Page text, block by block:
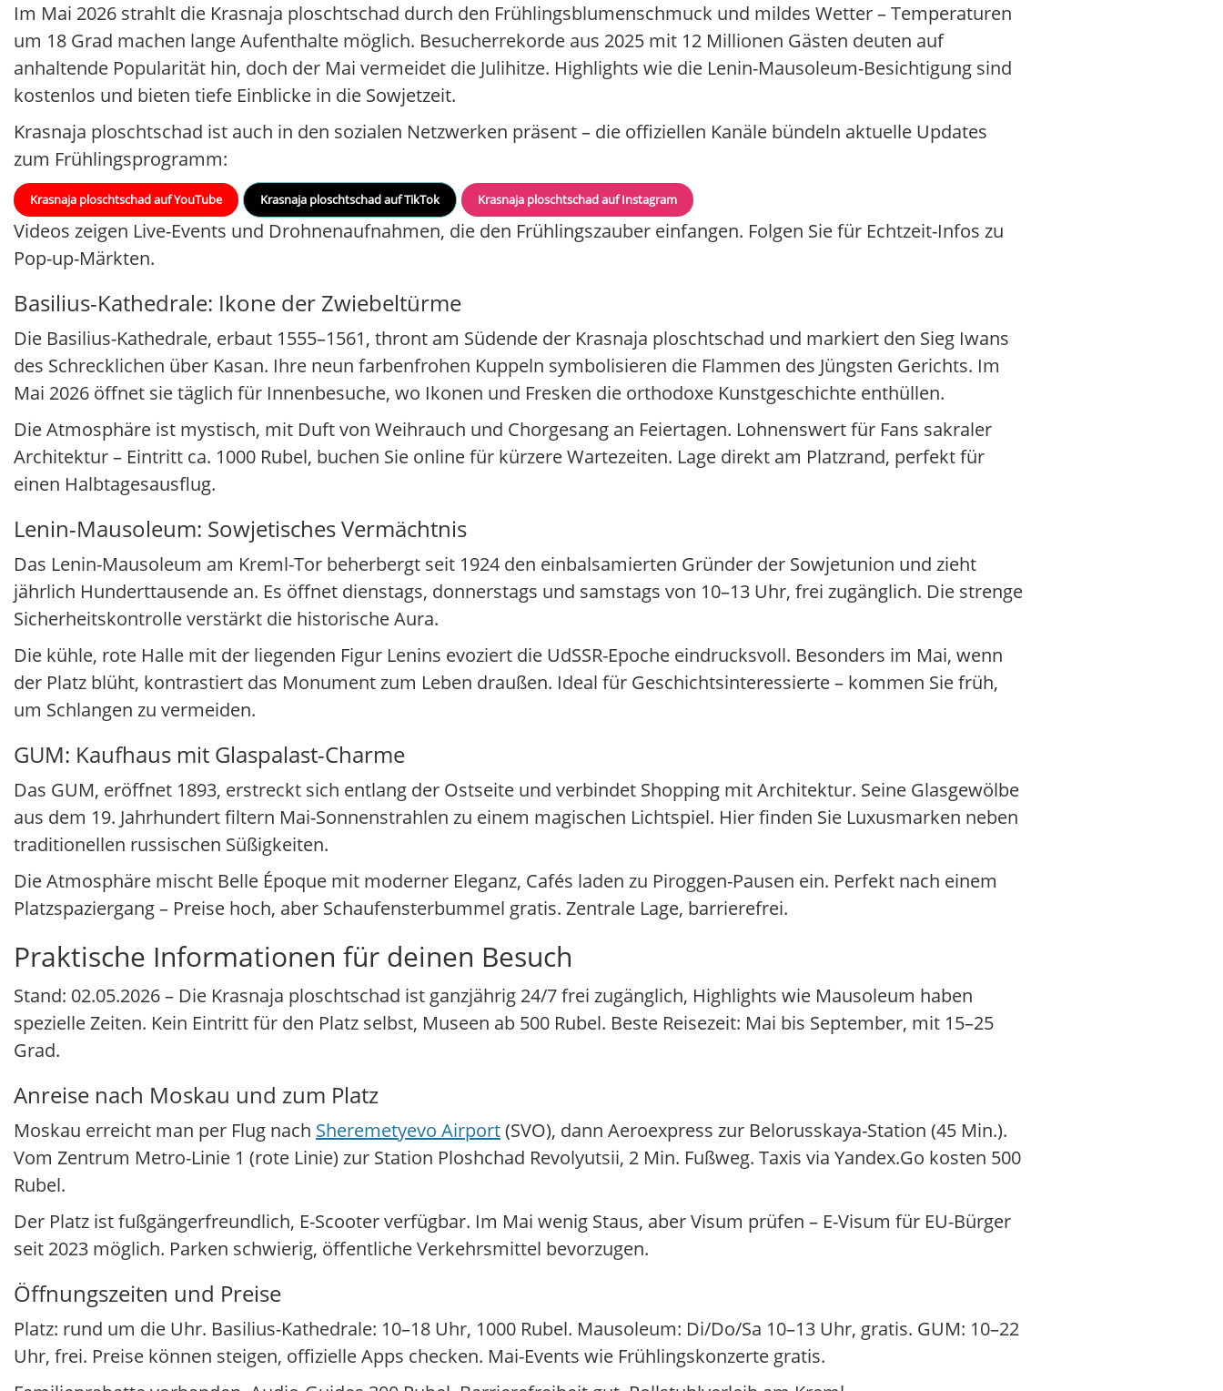
Im Mai 2026 strahlt die Krasnaja ploschtschad durch den Frühlingsblumenschmuck und mildes Wetter – Temperaturen
um 18 Grad machen lange Aufenthalte möglich. Besucherrekorde aus 2025 mit 12 Millionen Gästen deuten auf
anhaltende Popularität hin, doch der Mai vermeidet die Julihitze. Highlights wie die Lenin-Mausoleum-Besichtigung sind
kostenlos und bieten tiefe Einblicke in die Sowjetzeit.
Krasnaja ploschtschad ist auch in den sozialen Netzwerken präsent – die offiziellen Kanäle bündeln aktuelle Updates
zum Frühlingsprogramm:
Krasnaja ploschtschad auf YouTube Krasnaja ploschtschad auf TikTok Krasnaja ploschtschad auf Instagram
Videos zeigen Live-Events und Drohnenaufnahmen, die den Frühlingszauber einfangen. Folgen Sie für Echtzeit-Infos zu
Pop-up-Märkten.
Basilius-Kathedrale: Ikone der Zwiebeltürme
Die Basilius-Kathedrale, erbaut 1555–1561, thront am Südende der Krasnaja ploschtschad und markiert den Sieg Iwans
des Schrecklichen über Kasan. Ihre neun farbenfrohen Kuppeln symbolisieren die Flammen des Jüngsten Gerichts. Im
Mai 2026 öffnet sie täglich für Innenbesuche, wo Ikonen und Fresken die orthodoxe Kunstgeschichte enthüllen.
Die Atmosphäre ist mystisch, mit Duft von Weihrauch und Chorgesang an Feiertagen. Lohnenswert für Fans sakraler
Architektur – Eintritt ca. 1000 Rubel, buchen Sie online für kürzere Wartezeiten. Lage direkt am Platzrand, perfekt für
einen Halbtagesausflug.
Lenin-Mausoleum: Sowjetisches Vermächtnis
Das Lenin-Mausoleum am Kreml-Tor beherbergt seit 1924 den einbalsamierten Gründer der Sowjetunion und zieht
jährlich Hunderttausende an. Es öffnet dienstags, donnerstags und samstags von 10–13 Uhr, frei zugänglich. Die strenge
Sicherheitskontrolle verstärkt die historische Aura.
Die kühle, rote Halle mit der liegenden Figur Lenins evoziert die UdSSR-Epoche eindrucksvoll. Besonders im Mai, wenn
der Platz blüht, kontrastiert das Monument zum Leben draußen. Ideal für Geschichtsinteressierte – kommen Sie früh,
um Schlangen zu vermeiden.
GUM: Kaufhaus mit Glaspalast-Charme
Das GUM, eröffnet 1893, erstreckt sich entlang der Ostseite und verbindet Shopping mit Architektur. Seine Glasgewölbe
aus dem 19. Jahrhundert filtern Mai-Sonnenstrahlen zu einem magischen Lichtspiel. Hier finden Sie Luxusmarken neben
traditionellen russischen Süßigkeiten.
Die Atmosphäre mischt Belle Époque mit moderner Eleganz, Cafés laden zu Piroggen-Pausen ein. Perfekt nach einem
Platzspaziergang – Preise hoch, aber Schaufensterbummel gratis. Zentrale Lage, barrierefrei.
Praktische Informationen für deinen Besuch
Stand: 02.05.2026 – Die Krasnaja ploschtschad ist ganzjährig 24/7 frei zugänglich, Highlights wie Mausoleum haben
spezielle Zeiten. Kein Eintritt für den Platz selbst, Museen ab 500 Rubel. Beste Reisezeit: Mai bis September, mit 15–25
Grad.
Anreise nach Moskau und zum Platz
Moskau erreicht man per Flug nach Sheremetyevo Airport(SVO), dann Aeroexpress zur Belorusskaya-Station (45 Min.).
Vom Zentrum Metro-Linie 1 (rote Linie) zur Station Ploshchad Revolyutsii, 2 Min. Fußweg. Taxis via Yandex.Go kosten 500
Rubel.
Der Platz ist fußgängerfreundlich, E-Scooter verfügbar. Im Mai wenig Staus, aber Visum prüfen – E-Visum für EU-Bürger
seit 2023 möglich. Parken schwierig, öffentliche Verkehrsmittel bevorzugen.
Öffnungszeiten und Preise
Platz: rund um die Uhr. Basilius-Kathedrale: 10–18 Uhr, 1000 Rubel. Mausoleum: Di/Do/Sa 10–13 Uhr, gratis. GUM: 10–22
Uhr, frei. Preise können steigen, offizielle Apps checken. Mai-Events wie Frühlingskonzerte gratis.